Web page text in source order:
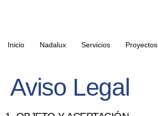
Inicio Nadalux Servicios Proyectos
Aviso Legal